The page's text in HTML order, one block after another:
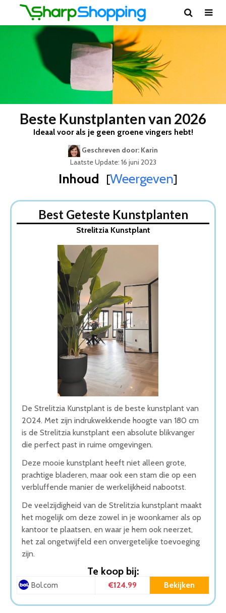
Beste Kunstplanten van 2026
Ideaal voor als je geen groene vingers hebt!
Geschreven door: Karin
Laatste Update: 16 juni 2023
Inhoud [Weergeven]
1. Strelitzia Kunstplant
2. Kunstplant Philodendron
3. Gadgy Kunstplanten voor Binnen
4. Mica Decorations Kunst Hangplant
5. vidaXL Kunstplant
Wat is de beste Kunstplanten van 2026
1. Beste Kunstplanten van 2026
2. Stijlvolle Kunstplanten
3. Beste Budget Kunstplanten van 2026
4. Compacte Kunstplanten
5. Goede Prijs-Kwaliteit Kunstplanten
Best Geteste Kunstplanten
Strelitzia Kunstplant
De Strelitzia Kunstplant is de beste kunstplant van
2024. Met zijn indrukwekkende hoogte van 180 cm
is de Strelitzia kunstplant een absolute blikvanger
die perfect past in ruime omgevingen.
Deze mooie kunstplant heeft niet alleen grote,
prachtige bladeren, maar ook een stam die op een
verbluffende manier de werkelijkheid nabootst.
De veelzijdigheid van de Strelitzia kunstplant maakt
het mogelijk om deze zowel in je woonkamer als op
kantoor te plaatsen, en waar je hem ook neerzet,
het zal ongetwijfeld een onvergetelijke toevoeging
zijn.
Te koop bij:
Bol.com €124.99 Bekijken